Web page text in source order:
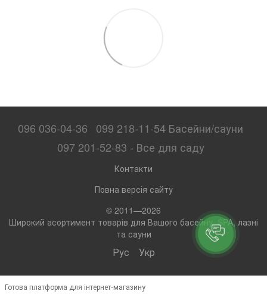
096 036-04-36
099 218-11-54 Басейни/сауни
097 201-52-83 - Все для саду
Контакти
Повна версія сайту
© 2011—2026
Широкий асортимент товарів для Вашого басейну, SPA, лазні
та сауни
Рус Укр
Готова платформа для інтернет-магазину